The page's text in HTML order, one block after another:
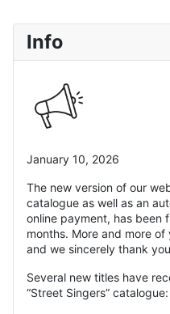
Info
January 10, 2026
The new version of our
catalogue as well as an
online payment, has been
months. More and more
and we sincerely thank
Several new titles have
“Street Singers” catalogue: